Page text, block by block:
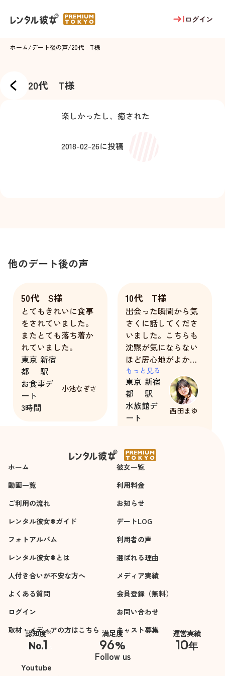
ログイン
ホーム/デート後の声/20代 T様
20代 T様
楽しかったし、癒された
2018-02-26に投稿
他のデート後の声
50代 S様
とてもきれいに食事
をされていました。
またとても落ち着か
れていました。
東京
都
新宿
駅
お食事デ
ート
3時間
小池なぎさ
10代 T様
出会った瞬間から気
さくに話してくださ
いました。こちらも
沈黙が気にならない
ほど居心地がよかっ
たです。
もっと見る
東京
都
新宿
駅
水族館デ
ート
西田まゆ
ホーム
彼女一覧
動画一覧
利用料金
ご利用の流れ
お知らせ
レンタル彼女®ガイド
デートLOG
フォトアルバム
利用者の声
レンタル彼女®とは
選ばれる理由
人付き合いが不安な方へ
メディア実績
よくある質問
会員登録（無料）
ログイン
お問い合わせ
取材・メディアの方はこちら
キャスト募集
認知度※
No.1
※自社調べ
満足度
96%
運営実績
10年
Follow us
Youtube